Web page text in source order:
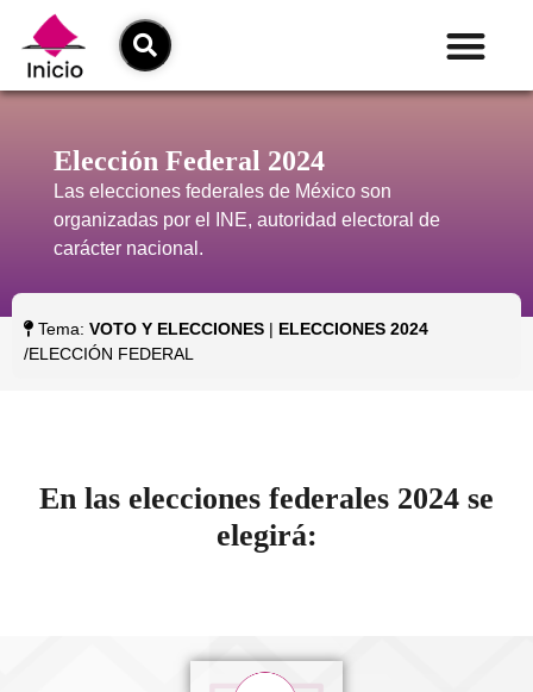
Elección Federal 2024
Las elecciones federales de México son
organizadas por el INE, autoridad electoral de
carácter nacional.
Tema: VOTO Y ELECCIONES | ELECCIONES 2024
/ELECCIÓN FEDERAL
En las elecciones federales 2024 se
elegirá: